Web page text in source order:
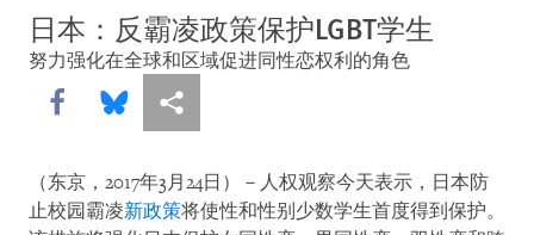
日本：反霸凌政策保护LGBT学生
努力强化在全球和区域促进同性恋权利的角色
Share this via Facebook
Share this via Bluesky
More sharing options
（东京，2017年3月24日）－人权观察今天表示，日本防
止校园霸凌新政策将使性和性别少数学生首度得到保护。